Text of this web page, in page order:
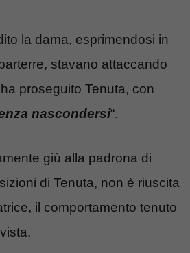
la dama, esprimendosi in
stavano attaccando
proseguito Tenuta, con
nascondersi“.
giù alla padrona di
di Tenuta, non è riuscita
il comportamento tenuto